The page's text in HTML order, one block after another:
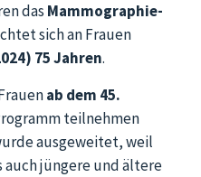
das Mammographie-
sich an Frauen
75 Jahren.
ab dem 45.
teilnehmen
ausgeweitet, weil
auch jüngere und ältere